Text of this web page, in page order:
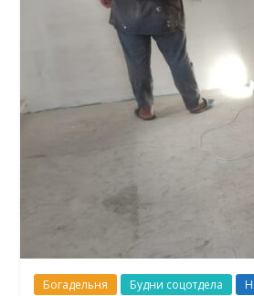
Богадельня Будни соцотдела